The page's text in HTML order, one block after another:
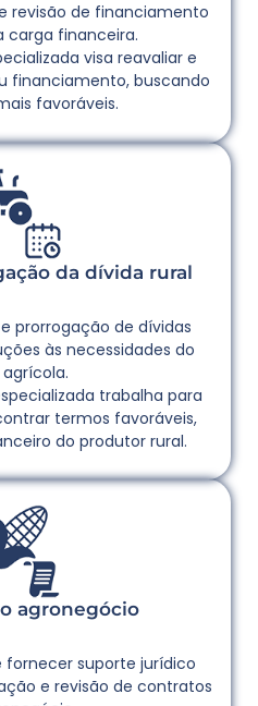
revisão de financiamento
carga financeira.
visa reavaliar e
financiamento, buscando
favoráveis.
da dívida rural
prorrogação de dívidas
às necessidades do
trabalha para
termos favoráveis,
do produtor rural.
agronegócio
fornecer suporte jurídico
e revisão de contratos